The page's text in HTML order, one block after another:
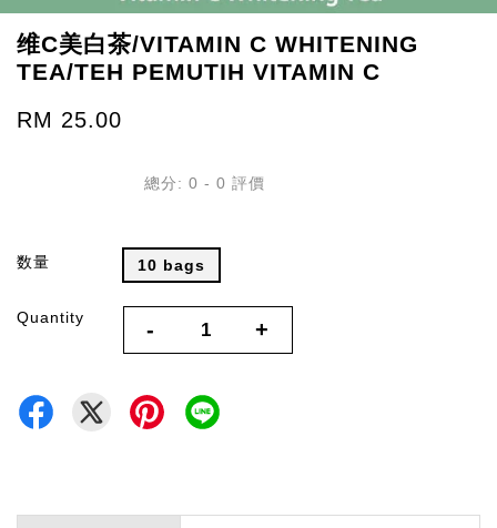
维C美白茶/VITAMIN C WHITENING
TEA/TEH PEMUTIH VITAMIN C
RM 25.00
總分: 0 - 0 評價
数量 10 bags
Quantity - +